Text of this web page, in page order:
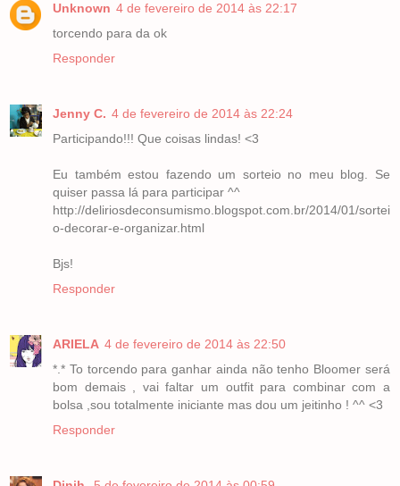
Unknown 4 de fevereiro de 2014 às 22:17
torcendo para da ok
Responder
Jenny C. 4 de fevereiro de 2014 às 22:24
Participando!!! Que coisas lindas! <3
Eu também estou fazendo um sorteio no meu blog. Se
quiser passa lá para participar ^^
http://deliriosdeconsumismo.blogspot.com.br/2014/01/sortei
o-decorar-e-organizar.html
Bjs!
Responder
ARIELA 4 de fevereiro de 2014 às 22:50
*.* To torcendo para ganhar ainda não tenho Bloomer será
bom demais , vai faltar um outfit para combinar com a
bolsa ,sou totalmente iniciante mas dou um jeitinho ! ^^ <3
Responder